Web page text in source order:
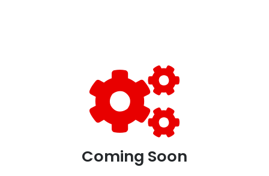
Coming Soon